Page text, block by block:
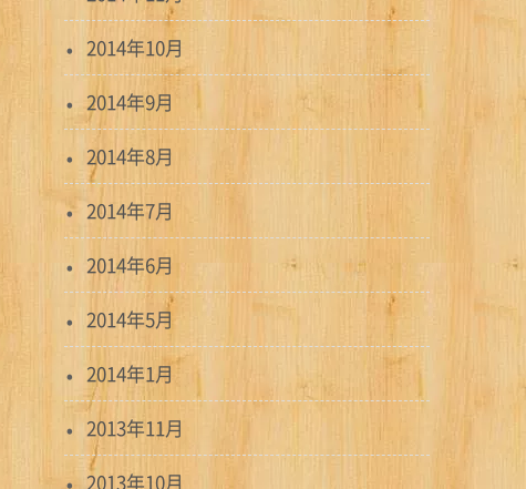
2014年10月
2014年9月
2014年8月
2014年7月
2014年6月
2014年5月
2014年1月
2013年11月
2013年10月